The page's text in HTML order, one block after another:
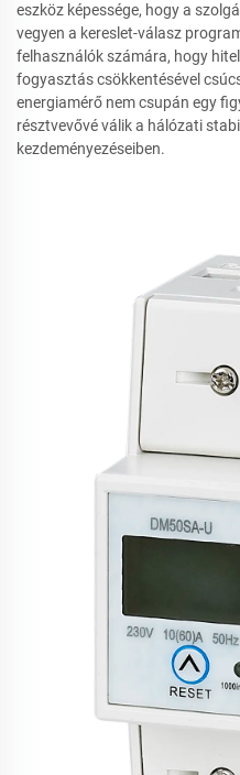
eszköz képessége, hogy a
vegyen a kereslet-válasz
felhasználók számára, hogy
fogyasztás csökkentésével
energiamérő nem csupán egy
résztvevővé válik a hálózati
kezdeményezéseiben.